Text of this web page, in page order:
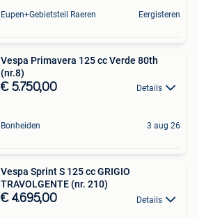
Eupen+Gebietsteil Raeren Eergisteren
Vespa Primavera 125 cc Verde 80th
(nr.8)
€ 5.750,00 Details
Bonheiden 3 aug 26
Vespa Sprint S 125 cc GRIGIO
TRAVOLGENTE (nr. 210)
€ 4.695,00 Details